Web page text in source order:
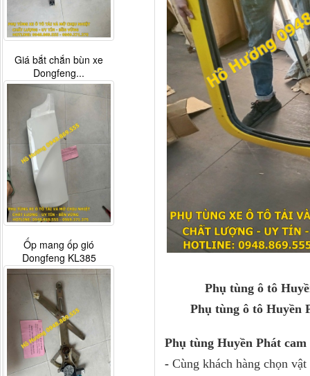
Phụ tùng ô tô
Phụ tùng ô tô Huyền
Phụ tùng Huyền Phát
- Cùng khách hàng chọn
Giá bắt chắn bùn xe
Dongfeng...
Ốp mang ốp gió
Dongfeng KL385